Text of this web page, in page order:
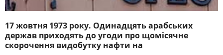
17 жовтня 1973 року. Одинадцять арабських
держав приходять до угоди про щомісячне
скорочення видобутку нафти на